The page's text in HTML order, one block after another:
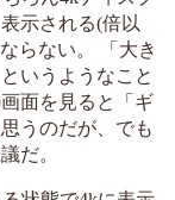
示される(倍以
らない。 「大き
いうようなこと
面を見ると「ギ
うのだが、でも
だ。